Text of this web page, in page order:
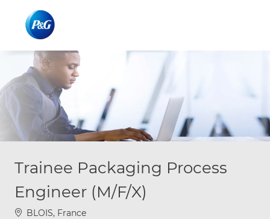
Trainee Packaging Process
Engineer (M/F/X)
Location
BLOIS, France